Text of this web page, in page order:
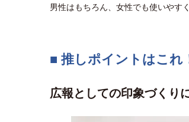
男性はもちろん、女性でも使いやす
■ 推しポイントはこれ
広報としての印象づくり